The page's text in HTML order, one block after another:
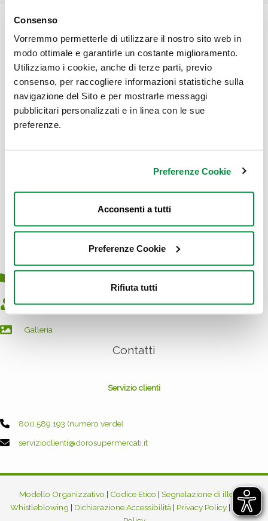
Consenso
Vorremmo permetterle di utilizzare il nostro sito web in
modo ottimale e garantirle un costante miglioramento.
Utilizziamo i cookie, anche di terze parti, previo
consenso, per raccogliere informazioni statistiche sulla
navigazione del Sito e per mostrarle messaggi
pubblicitari personalizzati e in linea con le sue
preferenze.
Preferenze Cookie
Acconsenti a tutti
Preferenze Cookie
Rifiuta tutti
16163 GENOVA
Perché affiliarsi?
Galleria
Contatti
Servizio clienti
800.589.193 (numero verde)
servizioclienti@dorosupermercati.it
Modello Organizzativo | Codice Etico | Segnalazione di illeciti -
Whistleblowing | Dichiarazione Accessibilità | Privacy Policy | Cookie